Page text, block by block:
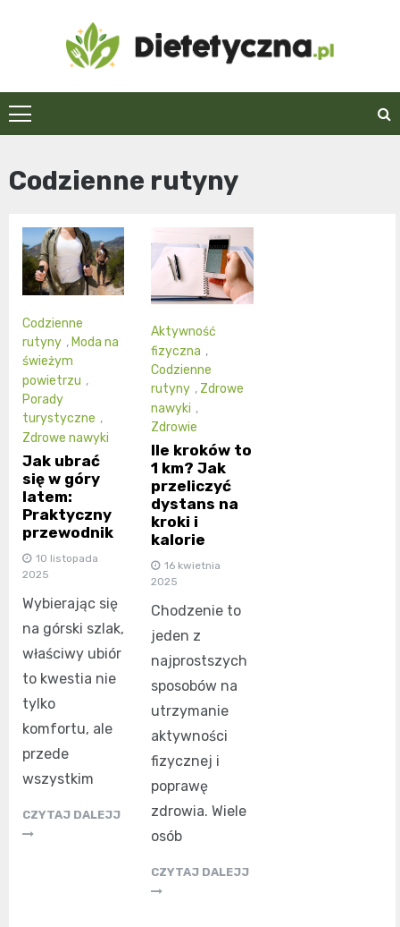
Dietetyczna.pl
Codzienne rutyny
Codzienne
rutyny , Moda na
świeżym
powietrzu ,
Porady
turystyczne ,
Zdrowe nawyki
Jak ubrać
się w góry
latem:
Praktyczny
przewodnik
10 listopada
2025
Wybierając się
na górski szlak,
właściwy ubiór
to kwestia nie
tylko
komfortu, ale
przede
wszystkim
CZYTAJ DALEJJ
Aktywność
fizyczna ,
Codzienne
rutyny , Zdrowe
nawyki ,
Zdrowie
Ile kroków to
1 km? Jak
przeliczyć
dystans na
kroki i
kalorie
16 kwietnia
2025
Chodzenie to
jeden z
najprostszych
sposobów na
utrzymanie
aktywności
fizycznej i
poprawę
zdrowia. Wiele
osób
CZYTAJ DALEJJ